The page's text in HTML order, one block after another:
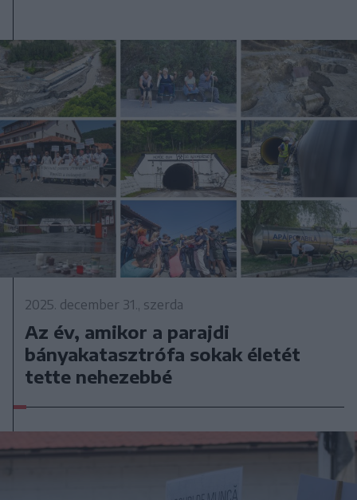
2025. december 31., szerda
Az év, amikor a parajdi
bányakatasztrófa sokak életét
tette nehezebbé